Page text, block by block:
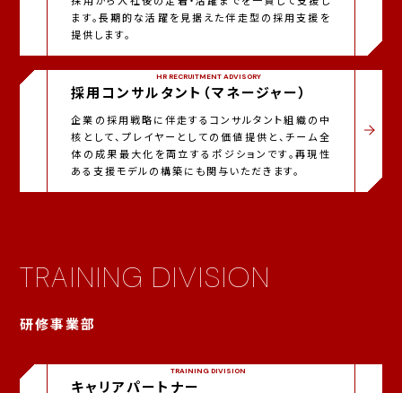
ます。長期的な活躍を見据えた伴走型の採用支援を
提供します。
HR RECRUITMENT ADVISORY
採用コンサルタント（マネージャー）
企業の採用戦略に伴走するコンサルタント組織の中
核として、プレイヤーとしての価値提供と、チーム全
体の成果最大化を両立するポジションです。再現性
ある支援モデルの構築にも関与いただきます。
TRAINING DIVISION
研修事業部
TRAINING DIVISION
キャリアパートナー